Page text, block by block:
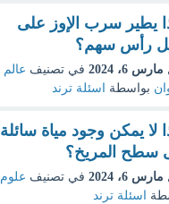
يطير سرب الإوز على
رأس سهم؟
مارس 6، 2024 في تصنيف عالم
بواسطة اسئلة ترند
لا يمكن وجود مياة سائلة
سطح المريخ؟
مارس 6، 2024 في تصنيف علوم
اسئلة ترند